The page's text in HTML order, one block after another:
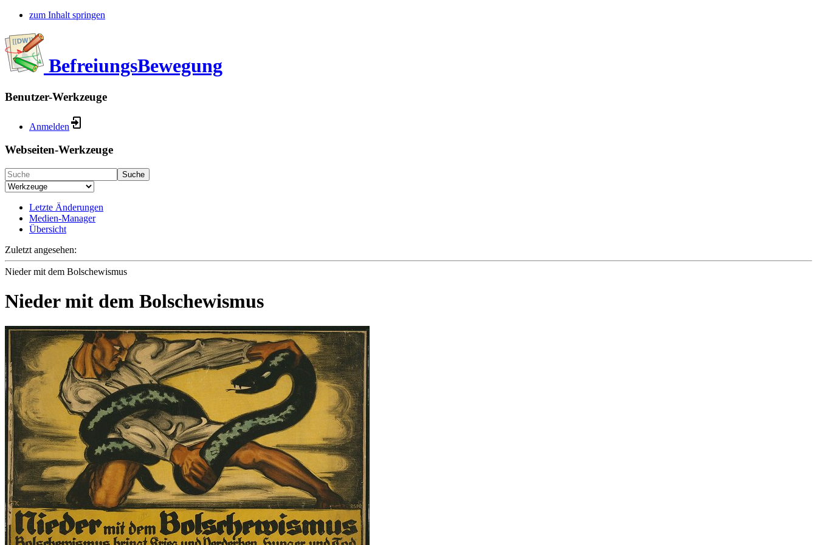
zum Inhalt springen
BefreiungsBewegung
Benutzer-Werkzeuge
Anmelden
Webseiten-Werkzeuge
Suche
Letzte Änderungen
Medien-Manager
Übersicht
Zuletzt angesehen:
Nieder mit dem Bolschewismus
Nieder mit dem Bolschewismus